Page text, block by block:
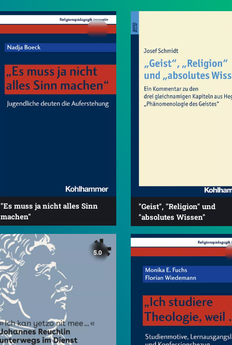
"Es muss ja nicht alles Sinn
machen"
"Geist", "Religion" und
"absolutes Wissen"
5.0